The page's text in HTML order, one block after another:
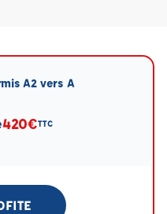
A2 vers A
420€TTC